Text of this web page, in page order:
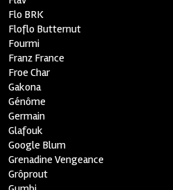
Flo BRK
Floflo Butternut
Fourmi
Franz France
Froe Char
Gakona
Génôme
Germain
Glafouk
Google Blum
Grenadine Vengeance
Grôprout